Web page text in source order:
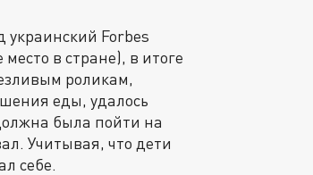
украинский Forbes
в стране), в итоге
роликам,
еды, удалось
была пойти на
Учитывая, что дети
себе.